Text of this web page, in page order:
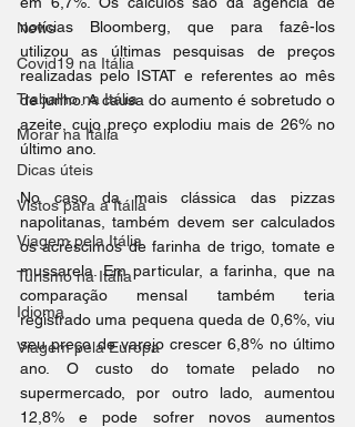
News
Covid19 na Itália
Trabalho na Itália
Morar na Itália
Dicas úteis
Vistos para a Itália
Viagem pela Itália
Turismo na Itália
Idioma
Viagem pela Europa
notícias Bloomberg, que para fazê-los
utilizou as últimas pesquisas de preços
realizadas pelo ISTAT e referentes ao mês
de junho. A causa do aumento é sobretudo o
azeite, cujo preço explodiu mais de 26% no
último ano.
No caso da mais clássica das pizzas
napolitanas, também devem ser calculados
os acréscimos de farinha de trigo, tomate e
mussarela. Em particular, a farinha, que na
comparação mensal também teria
registrado uma pequena queda de 0,6%, viu
seu preço de varejo crescer 6,8% no último
ano. O custo do tomate pelado no
supermercado, por outro lado, aumentou
12,8% e pode sofrer novos aumentos